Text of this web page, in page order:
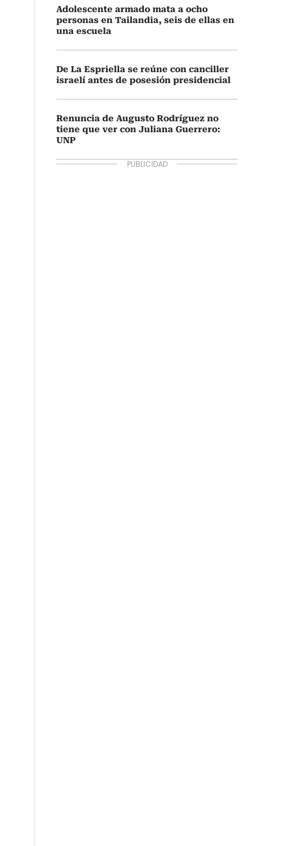
Adolescente armado mata a ocho
personas en Tailandia, seis de ellas en
una escuela
De La Espriella se reúne con canciller
israelí antes de posesión presidencial
Renuncia de Augusto Rodríguez no
tiene que ver con Juliana Guerrero:
UNP